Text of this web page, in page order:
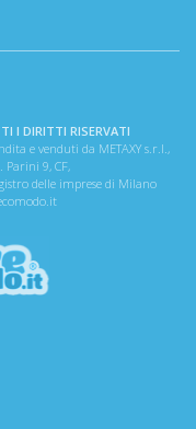
I DIRITTI RISERVATI
e venduti da METAXY s.r.l.,
Parini 9, CF,
delle imprese di Milano